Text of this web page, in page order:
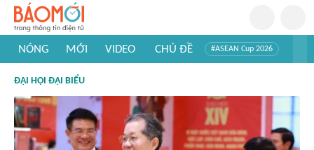
NÓNG MỚI VIDEO CHỦ ĐỀ #ASEAN Cup 2026
#Khám phá thế giới
ĐẠI HỘI ĐẠI BIỂU